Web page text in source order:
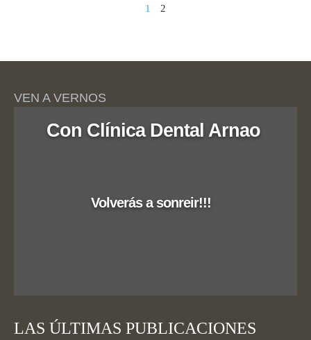
1 2
VEN A VERNOS
Volverás a sonreir!!!
Con Clínica Dental Arnao
LAS ÚLTIMAS PUBLICACIONES